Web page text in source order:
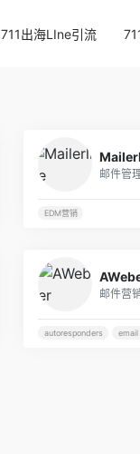
711出海LIne引流
邮件管
EDM营销
邮件营
autoresponders email